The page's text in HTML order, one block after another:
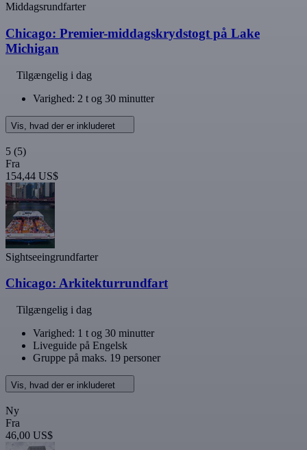
Middagsrundfarter
Chicago: Premier-middagskrydstogt på Lake
Michigan
Tilgængelig i dag
Varighed: 2 t og 30 minutter
Vis, hvad der er inkluderet
5 (5)
Fra
154,44 US$
Sightseeingrundfarter
Chicago: Arkitekturrundfart
Tilgængelig i dag
Varighed: 1 t og 30 minutter
Liveguide på Engelsk
Gruppe på maks. 19 personer
Vis, hvad der er inkluderet
Ny
Fra
46,00 US$